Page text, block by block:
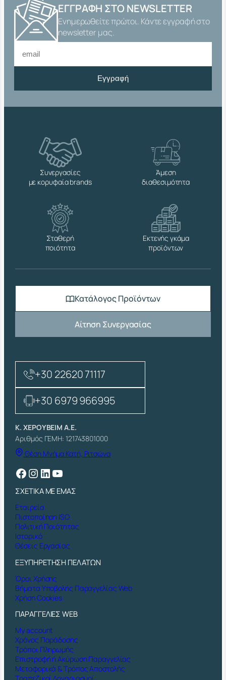
Ι
Ν
Ο
Χ
Α
S
Ι
0
C
ό
ΕΓΓΡΑΦΉ ΣΤΟ NEWSLETTER
Ενημερωθείτε πρώτοι. Κάντε εγγραφή στο
newsletter μας.
Εγγραφή
Συνεργασίες
με κορυφαία brands
Άμεση
διαθεσιμότητα
Σταθερή
ποιότητα
Εκτενής γκάμα
προϊόντων
Κατάλογος Προϊόντων
Αίτηση Συνεργασίας
+30 22620 71117
+30 6979 966995
Κ. ΧΕΡΟΥΒΕΙΜ Α.Ε.
Αριθμός ΓΕΜΗ: 121743801000
Θέση Μνήμα Κατή, Ριτσώνα
Facebook Instagram Linkedin YouTube
ΣΧΕΤΙΚΑ ΜΕ ΕΜΑΣ
Εταιρεία
Πιστοποίηση ISO
Πολιτική Ποιότητας
Ιστορικό
Θέσεις Εργασίας
ΕΞΥΠΗΡΕΤΗΣΗ ΠΕΛΑΤΩΝ
Όροι Χρήσης
Βήματα Υποβολής Παραγγελίας Web
Χρήση Cookies
ΠΑΡΑΓΓΕΛΙΕΣ WEB
My account
Χρόνος Παράδοσης
Τρόποι Πληρωμής
Επιστροφή ή Ακύρωση Παραγγελίας
Μεταφορικά & Τρόπος Αποστολής